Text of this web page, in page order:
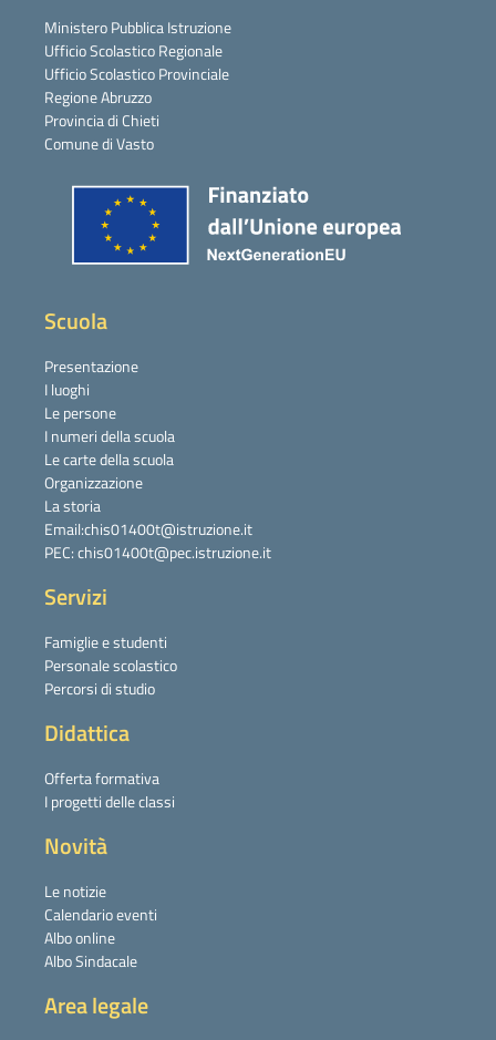
Ministero Pubblica Istruzione
Ufficio Scolastico Regionale
Ufficio Scolastico Provinciale
Regione Abruzzo
Provincia di Chieti
Comune di Vasto
Scuola
Presentazione
I luoghi
Le persone
I numeri della scuola
Le carte della scuola
Organizzazione
La storia
Email:chis01400t@istruzione.it
PEC: chis01400t@pec.istruzione.it
Servizi
Famiglie e studenti
Personale scolastico
Percorsi di studio
Didattica
Offerta formativa
I progetti delle classi
Novità
Le notizie
Calendario eventi
Albo online
Albo Sindacale
Area legale